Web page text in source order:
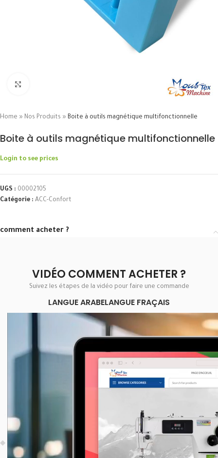
Home » Nos Produits » Boite à outils magnétique multifonctionnelle
Boite à outils magnétique multifonctionnelle
Login to see prices
UGS : 00002105
Catégorie : ACC-Confort
comment acheter ?
VIDÉO COMMENT ACHETER ?
Suivez les étapes de la vidéo pour faire une commande
LANGUE ARABELANGUE FRAÇAIS